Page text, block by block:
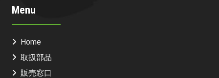
Menu
Home
取扱部品
販売窓口